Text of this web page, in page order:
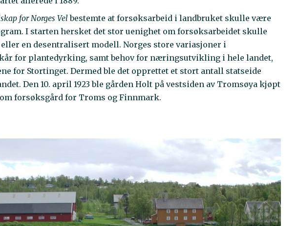
for Norges Velbestemte at forsøksarbeid i landbruket skulle være
I starten hersket det stor uenighet om forsøksarbeidet skulle
en desentralisert modell. Norges store variasjoner i
for plantedyrking, samt behov for næringsutvikling i hele landet,
for Stortinget. Dermed ble det opprettet et stort antall statseide
Den 10. april 1923 ble gården Holt på vestsiden av Tromsøya kjøpt
forsøksgård for Troms og Finnmark.